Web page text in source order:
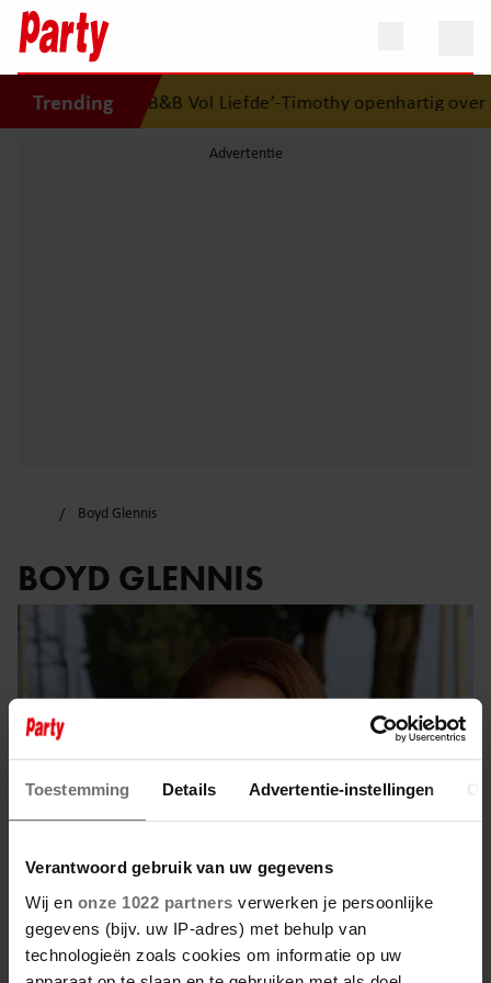
Toestemming Details Advertentie-instellingen
Verantwoord gebruik van uw gegevens
Wij en onze 1022 partners verwerken je persoonlijke
gegevens (bijv. uw IP-adres) met behulp van
technologieën zoals cookies om informatie op uw
Trending
eerste• ‘B&B Vol Liefde’-Timothy openhartig over
Boyd Glennis
BOYD GLENNIS
27 mei 2023